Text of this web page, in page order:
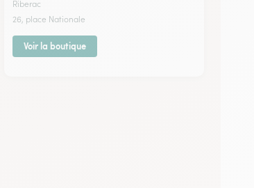
Riberac
26, place Nationale
Voir la boutique